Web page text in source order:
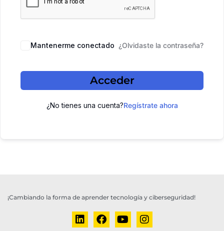
Mantenerme conectado ¿Olvidaste la contraseña?
Acceder
¿No tienes una cuenta?Regístrate ahora
¡Cambiando la forma de aprender tecnología y ciberseguridad!